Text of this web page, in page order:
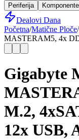
Periferija
Komponente
Dealovi Dana
Početna/Matične Ploče/
MASTERAM5, 4x
Gigabyte
M.2,
12x USB,